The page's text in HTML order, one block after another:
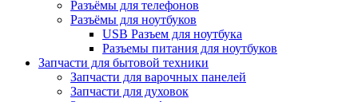
Разъёмы для телефонов
Разъёмы для ноутбуков
USB Разъем для ноутбука
Разъемы питания для ноутбуков
Запчасти для бытовой техники
Запчасти для варочных панелей
Запчасти для духовок